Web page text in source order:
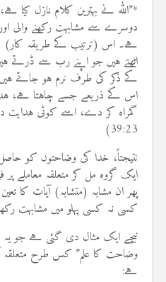
*”اللہ نے بہترین کلام نازل کیا
دوسرے سے مشابہت رکھنے والی
ہے۔ اس (ترتیب کے طریقہ
اٹھتے ہیں جو اپنے رب سے ڈرتے
کے ذکر کی طرف نرم ہو جاتے
اس کے ذریعے جسے چاہتا ہے،
گمراہ کر دے، اسے کوئی ہدایت
39:23)
نتیجتاً، خدا کی وضاحتوں کو
ایک گروہ مل کر متعلقہ معاملے
پھر ان مشابہ (متشابہ) آیات کا
کسی نہ کسی پہلو میں مشابہت
نیچے ایک مثال دی گئی ہے جو
وضاحت کا علم” کس طرح متعلقہ
ہے: